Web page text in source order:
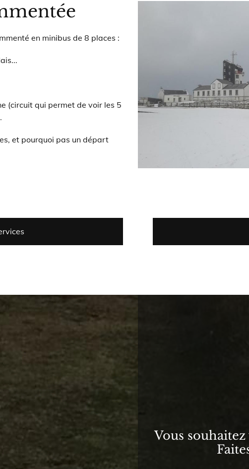
en minibus de 8 places :
(circuit qui permet de voir les 5
et pourquoi pas un départ
Vous